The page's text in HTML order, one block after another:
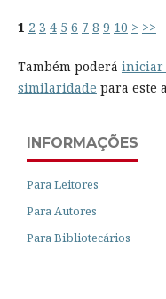
1 2 3 4 5 6 7 8 9 10 > >>
Também poderá iniciar
similaridade para este
INFORMAÇÕES
Para Leitores
Para Autores
Para Bibliotecários